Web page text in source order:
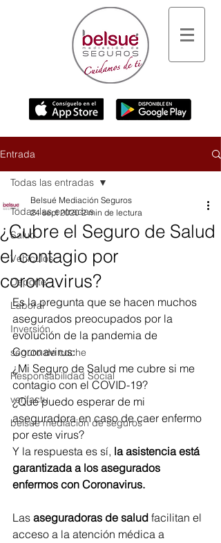
Entrada
Todas las entradas
Salud
Vehículos
Deporte
Laboral
Inversión
seguro de coche
Responsabilidad Social
verifactu
belsue mediacion de seguros
Todas las entradas
¿Cubre el Seguro de Salud
el contagio por
coronavirus?
Belsué Mediación Seguros
24 sept 2020 2 min de lectura
Es la pregunta que se hacen muchos
asegurados preocupados por la
evolución de la pandemia de
Coronavirus:
¿Mi Seguro de Salud me cubre si me
contagio con el COVID-19?
¿Qué puedo esperar de mi
aseguradora en caso de caer enfermo
por este virus?
Y la respuesta es sí, la asistencia está
garantizada a los asegurados
enfermos con Coronavirus.
Las aseguradoras de salud facilitan el
acceso a la atención médica a